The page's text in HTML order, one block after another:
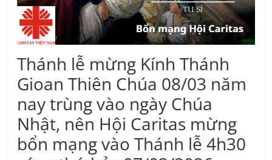
Thánh lễ mừng Kính Thánh
Gioan Thiên Chúa 08/03 năm
nay trùng vào ngày Chúa
Nhật, nên Hội Caritas mừng
bổn mạng vào Thánh lễ 4h30